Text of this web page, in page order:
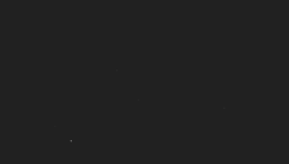
et 01 janvier